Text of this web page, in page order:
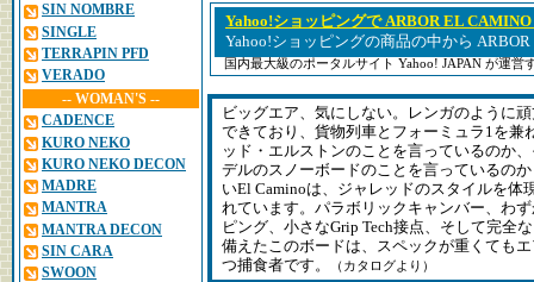
SIN NOMBRE
SINGLE
TERRAPIN PFD
VERADO
-- WOMAN'S --
CADENCE
KURO NEKO
KURO NEKO DECON
MADRE
MANTRA
MANTRA DECON
SIN CARA
SWOON
Yahoo!ショッピングで ARBOR EL
Yahoo!ショッピングの商品の中から
国内最大級のポータルサイト Yahoo! JAPAN が運営
ビッグエア、気にしない。レンガのように
できており、貨物列車とフォーミュラ1を兼
ッド・エルストンのことを言っているのか
デルのスノーボードのことを言っているの
いEl Caminoは、ジャレッドのスタイルを体
れています。パラボリックキャンバー、わ
ピング、小さなGrip Tech接点、そして完全
備えたこのボードは、スペックが重くても
つ捕食者です。
（カタログより）